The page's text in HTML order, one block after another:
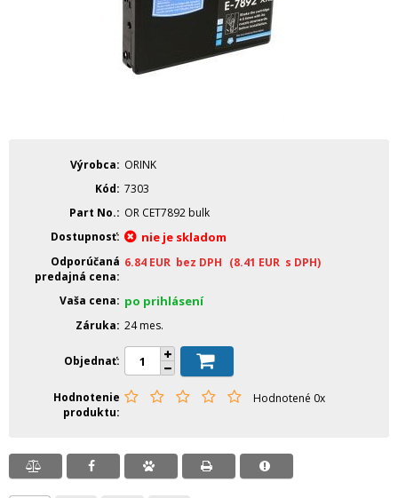
Výrobca
ORINK
Kód 7303
Part No.
OR CET7892 bulk
Dostupnosť
nie je skladom
Odporúčaná
predajná cena
6.84 EUR bez DPH (8.41 EUR s DPH)
Vaša cena po prihlásení
Záruka 24 mes.
Objednať
Hodnotenie
produktu
Hodnotené 0x